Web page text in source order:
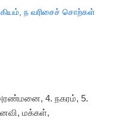
, ந வரிசைச் சொற்கள்
4. நகரம், 5.
மக்கள்,